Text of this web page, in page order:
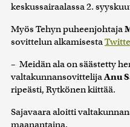
keskussairaalassa 2.
Myös Tehyn puheenjohtaja
sovittelun alkamisesta
– Meidän ala on säästetty
valtakunnansovittelijaAnu
ripeästi, Rytkönen kiittää.
Sajavaara aloitti
maanantaina.